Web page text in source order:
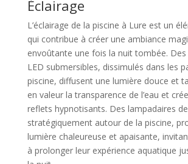
Éclairage
L’éclairage de la piscine à Lure est un
qui contribue à créer une ambiance
envoûtante une fois la nuit tombée.
LED submersibles, dissimulés dans les
piscine, diffusent une lumière douce et
en valeur la transparence de l’eau et
reflets hypnotisants. Des lampadaires
stratégiquement autour de la piscine,
lumière chaleureuse et apaisante,
à prolonger leur expérience aquatique